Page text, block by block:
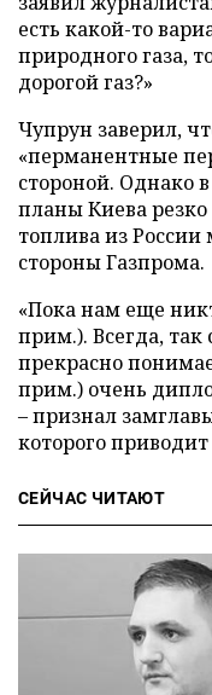
есть какой-то
природного газа,
дорогой газ?»
Чупрун заверил,
«перманентные
стороной. Однако
планы Киева
топлива из России
стороны Газпрома.
«Пока нам еще
прим.). Всегда, так
прекрасно
прим.) очень
– признал
которого приводит
СЕЙЧАС ЧИТАЮТ